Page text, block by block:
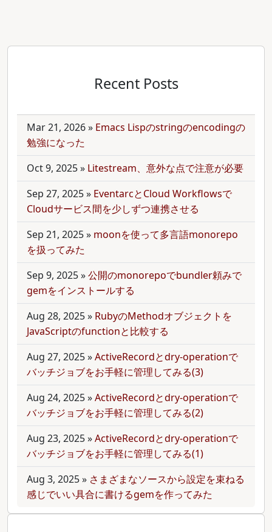
Recent Posts
Mar 21, 2026» Emacs Lispのstringのencodingの
勉強になった
Oct 9, 2025» Litestream、意外な点で注意が必要
Sep 27, 2025» EventarcとCloud Workflowsで
Cloudサービス間を少しずつ連携させる
Sep 21, 2025» moonを使って多言語monorepo
を扱ってみた
Sep 9, 2025»公開のmonorepoでbundler頼みで
gemをインストールする
Aug 28, 2025» RubyのMethodオブジェクトを
JavaScriptのfunctionと比較する
Aug 27, 2025»ActiveRecordとdry-operationで
バッチジョブをお手軽に管理してみる(3)
Aug 24, 2025»ActiveRecordとdry-operationで
バッチジョブをお手軽に管理してみる(2)
Aug 23, 2025»ActiveRecordとdry-operationで
バッチジョブをお手軽に管理してみる(1)
Aug 3, 2025» さまざまなソースから設定を束ねる
感じでいい具合に書けるgemを作ってみた